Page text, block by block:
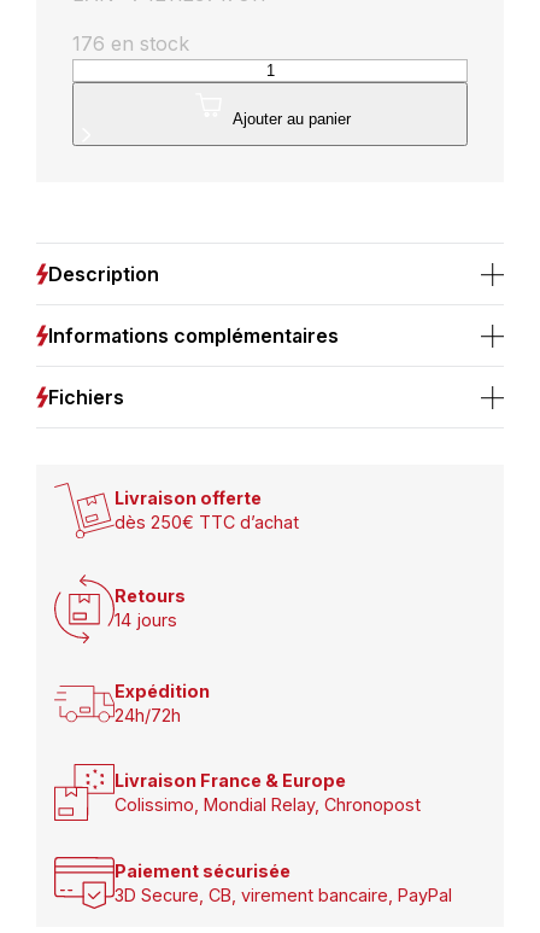
176 en stock
quantité
de
LED
440lm
4000K
Ajouter au panier
Description
Informations complémentaires
Fichiers
Livraison offerte
dès 250€ TTC d’achat
Retours
14 jours
Expédition
24h/72h
Livraison France & Europe
Colissimo, Mondial Relay, Chronopost
Paiement sécurisée
3D Secure, CB, virement bancaire, PayPal